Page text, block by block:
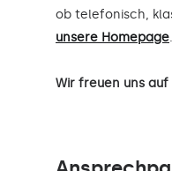
ob telefonisch,
unsere Homepage.
Wir freuen uns